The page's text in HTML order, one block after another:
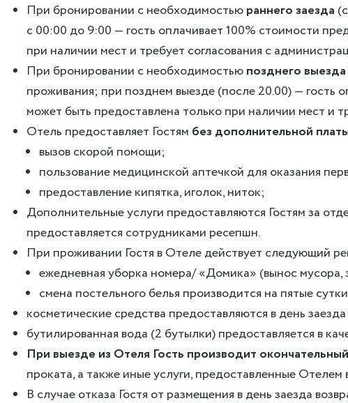
При бронировании с необходимостьюраннего заезда
с 00:00 до 9:00 — гость оплачивает 100% стоимости
при наличии мест и требует согласования с
При бронировании с необходимостьюпозднего выезда
проживания; при позднем выезде (после 20.00) — гость
может быть предоставлена только при наличии мест и
Отель предоставляет Гостям без дополнительной
вызов скорой помощи;
пользование медицинской аптечкой для оказания
предоставление кипятка, иголок, ниток;
Дополнительные услуги предоставляются Гостям за
предоставляется сотрудниками ресепшн.
При проживании Гостя в Отеле действует следующий
ежедневная уборка номера/ «Домика» (вынос мусора,
смена постельного белья производится на пятые
косметические средства предоставляются в день
бутилированная вода (2 бутылки) предоставляется в
При выезде из Отеля Гость производит
проката, а также иные услуги, предоставленные
В случае отказа Гостя от размещения в день заезда